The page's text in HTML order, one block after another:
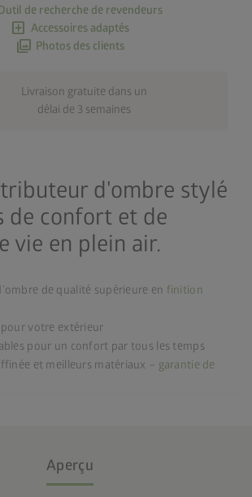
de recherche de revendeurs
add_box Accessoires adaptés
photo_library Photos des clients
Livraison gratuite dans un
délai de 3 semaines
d'ombre stylé
de confort et de
vie en plein air.
de qualité supérieure en finition
pour votre extérieur
pour un confort par tous les temps
et meilleurs matériaux – garantie de
Aperçu